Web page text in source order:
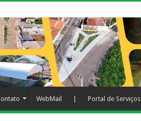
WebMail Portal de Serviços